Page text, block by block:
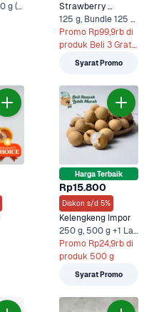
200 gram, 500 g (Ekonomis) +5 Lainnya
Strawberry
Sweethearts
Hidroponik
125 g, Bundle 125 g + Ultra Full Cream 750 ml +3 Lainnya
Promo Rp99,9rb di
produk Beli 3 Gratis
2 (125g)**
Syarat Promo
Harga Terbaik
Rp15.800
Diskon s/d 5%
Kelengkeng Impor
250 g, 500 g +1 Lainnya
Promo Rp24,9rb di
produk 500 g
Syarat Promo